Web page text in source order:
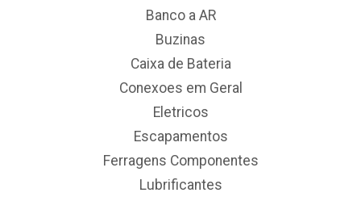
Banco a AR
Buzinas
Caixa de Bateria
Conexoes em Geral
Eletricos
Escapamentos
Ferragens Componentes
Lubrificantes